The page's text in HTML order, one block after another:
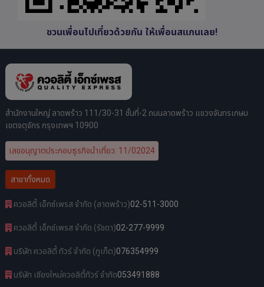
ชวนเพื่อนไปเที่ยวด้วยกัน ให้เพื่อนสแกนเลย!
สำนักงานใหญ่ ลาดพร้าว 111/30-31 ชั้นที่-2 ถนนลาดพร้าว แขวงจันทรเกษม
เขตจตุจักร กรุงเทพฯ 10900
เลขอนุญาตประกอบธุรกิจนำเที่ยว: 11/02024
สาขาทั้งหมด
ควอลิตี้ เอ็กซ์เพรส จำกัด (ลาดพร้าว)02-511-3000
ควอลิตี้ เอ็กซ์เพรส จำกัด (รัชดา)02-277-9999
บริษัท ควอลิตี้ ทัวร์ จำกัด (ภูเก็ต)076354999
บริษัท เชียงใหม่ควอลิตี้ทัวร์ จำกัด053491888